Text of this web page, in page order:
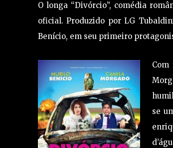
O longa “Divórcio”, comédia
oficial. Produzido por LG
Benício, em seu primeiro
se